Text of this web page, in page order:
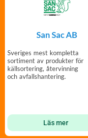
San Sac AB
Sveriges mest kompletta
sortiment av produkter för
källsortering, återvinning
och avfallshantering.
Läs mer